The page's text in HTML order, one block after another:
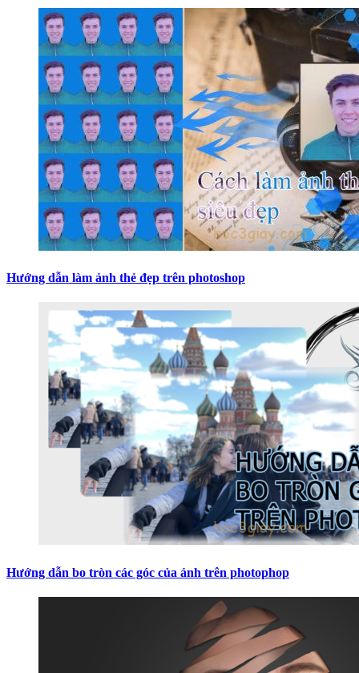
Hướng dẫn làm ảnh thẻ đẹp trên photoshop
Hướng dẫn bo tròn các góc của ảnh trên photophop